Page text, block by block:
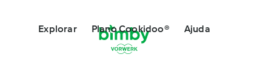
Explorar Plano Cookidoo® Ajuda